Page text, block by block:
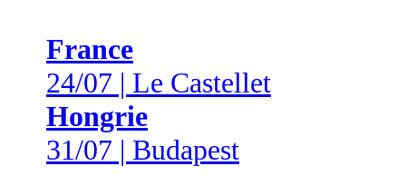
France
24/07 | Le Castellet
Hongrie
31/07 | Budapest